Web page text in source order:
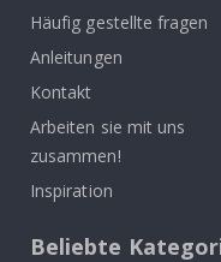
Häufig gestellte fragen
Anleitungen
Kontakt
Arbeiten sie mit uns
zusammen!
Inspiration
Beliebte